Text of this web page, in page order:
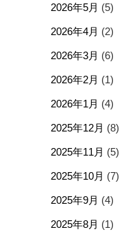
2026年5月 (5)
2026年4月 (2)
2026年3月 (6)
2026年2月 (1)
2026年1月 (4)
2025年12月 (8)
2025年11月 (5)
2025年10月 (7)
2025年9月 (4)
2025年8月 (1)